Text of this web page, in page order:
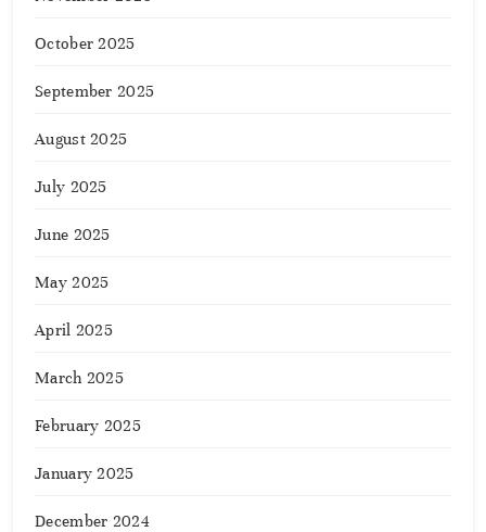
October 2025
September 2025
August 2025
July 2025
June 2025
May 2025
April 2025
March 2025
February 2025
January 2025
December 2024